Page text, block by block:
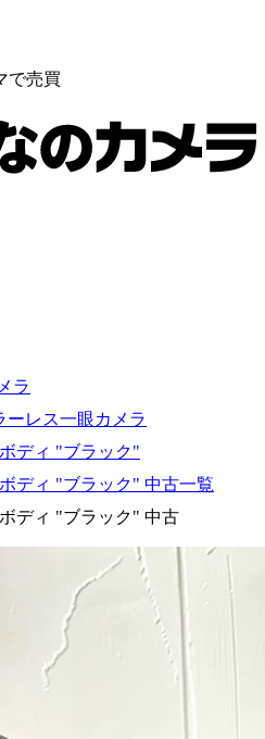
で売買
ラ
ーレス一眼カメラ
ディ "ブラック"
ディ "ブラック" 中古一覧
ディ "ブラック" 中古